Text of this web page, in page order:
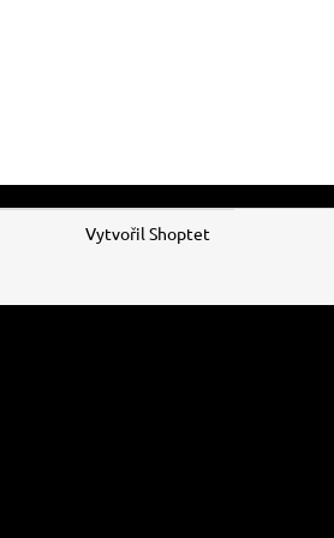
Vytvořil Shoptet